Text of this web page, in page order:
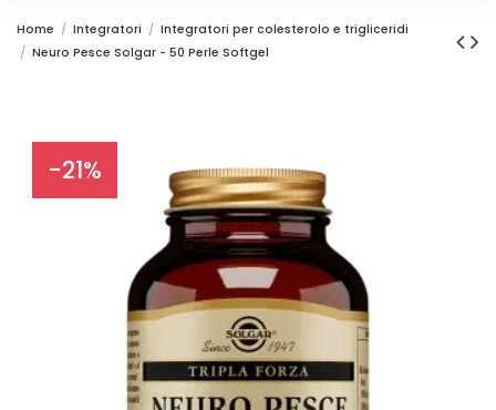
Home Integratori
Integratori per colesterolo e trigliceridi
Neuro Pesce Solgar - 50 Perle Softgel
-21%